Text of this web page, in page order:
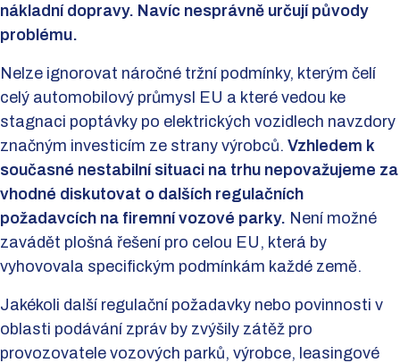
nákladní dopravy. Navíc nesprávně určují původy
problému.
Nelze ignorovat náročné tržní podmínky, kterým čelí
celý automobilový průmysl EU a které vedou ke
stagnaci poptávky po elektrických vozidlech navzdory
značným investicím ze strany výrobců. Vzhledem k
současné nestabilní situaci na trhu nepovažujeme za
vhodné diskutovat o dalších regulačních
požadavcích na firemní vozové parky. Není možné
zavádět plošná řešení pro celou EU, která by
vyhovovala specifickým podmínkám každé země.
Jakékoli další regulační požadavky nebo povinnosti v
oblasti podávání zpráv by zvýšily zátěž pro
provozovatele vozových parků, výrobce, leasingové